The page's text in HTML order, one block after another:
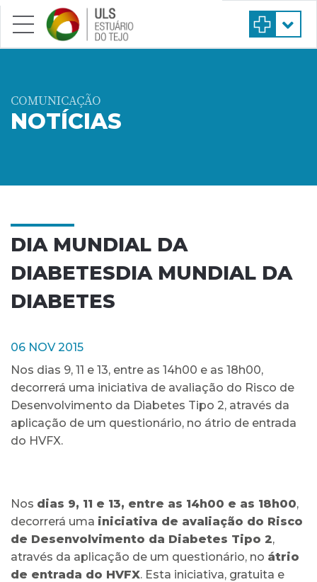
Saltar para conteúdo principal
COMUNICAÇÃO
NOTÍCIAS
DIA MUNDIAL DA
DIABETESDIA MUNDIAL DA
DIABETES
06 NOV 2015
Nos dias 9, 11 e 13, entre as 14h00 e as 18h00,
decorrerá uma iniciativa de avaliação do Risco de
Desenvolvimento da Diabetes Tipo 2, através da
aplicação de um questionário, no átrio de entrada
do HVFX.
Nos dias 9, 11 e 13, entre as 14h00 e as 18h00,
decorrerá uma iniciativa de avaliação do Risco
de Desenvolvimento da Diabetes Tipo 2,
através da aplicação de um questionário, no átrio
de entrada do HVFX. Esta iniciativa, gratuita e